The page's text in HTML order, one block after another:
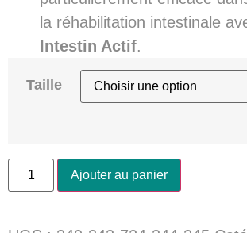
la réhabilitation intestinale
Intestin Actif.
Taille
Ajouter au panier